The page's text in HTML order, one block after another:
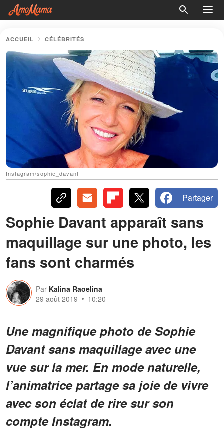
ACCUEIL CÉLÉBRITÉS
Instagram/sophie_davant
Partager
Sophie Davant apparaît sans
maquillage sur une photo, les
fans sont charmés
Par Kalina Raoelina
29 août 2019
10:20
Une magnifique photo de Sophie
Davant sans maquillage avec une
vue sur la mer. En mode naturelle,
l’animatrice partage sa joie de vivre
avec son éclat de rire sur son
compte Instagram.